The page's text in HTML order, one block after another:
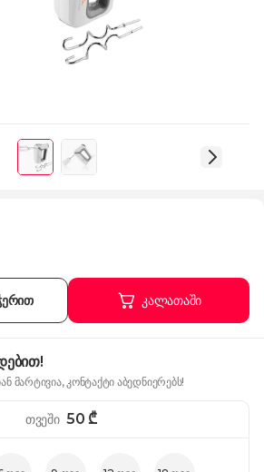
კალათაში
მარტივია, კონტაქტი აბედნიერებს!
თვეში 50₾